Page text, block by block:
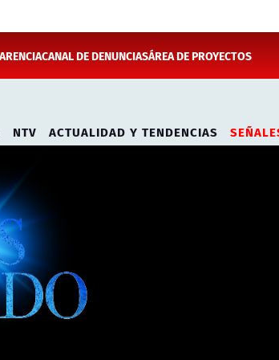
CANAL DE DENUNCIASÁREA DE PROYECTOS
NTV ACTUALIDAD Y TENDENCIAS